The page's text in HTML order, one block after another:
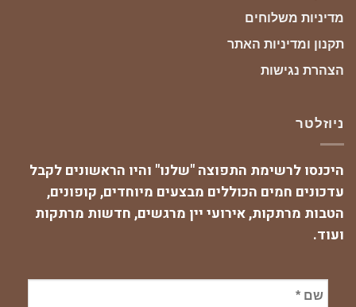
מדיניות משלוחים
תקנון ומדיניות האתר
הצהרת נגישות
ניוזלטר
היכנסו לרשימת התפוצה "שלנו" והיו הראשונים לקבל
עדכונים חמים הכוללים מבצעים מיוחדים, קופונים,
הטבות מרתקות, אירועי יין מרגשים, חדשות מרתקות
ועוד.